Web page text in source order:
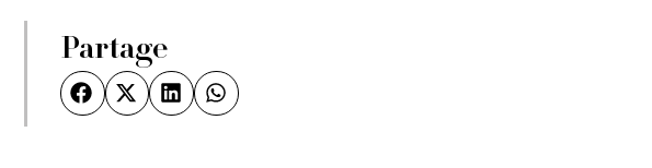
Partage